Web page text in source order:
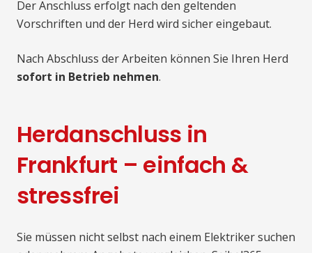
Der Anschluss erfolgt nach den geltenden
Vorschriften und der Herd wird sicher eingebaut.
Nach Abschluss der Arbeiten können Sie Ihren Herd
sofort in Betrieb nehmen.
Herdanschluss in
Frankfurt – einfach &
stressfrei
Sie müssen nicht selbst nach einem Elektriker suchen